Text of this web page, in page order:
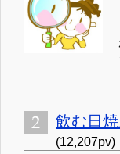
飲む日
(12,207pv)